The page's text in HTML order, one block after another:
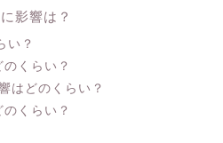
影響は？
い？
くらい？
はどのくらい？
くらい？